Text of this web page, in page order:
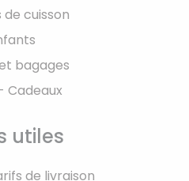
cuisson
bagages
Cadeaux
utiles
de livraison